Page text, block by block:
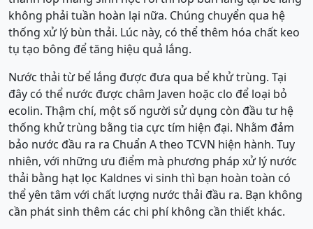
không phải tuần hoàn lại nữa. Chúng chuyển qua hệ
thống xử lý bùn thải. Lúc này, có thể thêm hóa chất keo
tụ tạo bông để tăng hiệu quả lắng.
Nước thải từ bể lắng được đưa qua bể khử trùng. Tại
đây có thể nước được châm Javen hoặc clo để loại bỏ
ecolin. Thậm chí, một số người sử dụng còn đầu tư hệ
thống khử trùng bằng tia cực tím hiện đại. Nhằm đảm
bảo nước đầu ra ra Chuẩn A theo TCVN hiện hành. Tuy
nhiên, với những ưu điểm mà phương pháp xử lý nước
thải bằng hạt lọc Kaldnes vi sinh thì bạn hoàn toàn có
thể yên tâm với chất lượng nước thải đầu ra. Bạn không
cần phát sinh thêm các chi phí không cần thiết khác.